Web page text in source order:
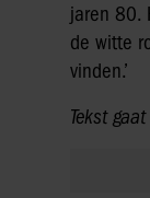
jaren 80.
de witte
vinden.’
Tekst